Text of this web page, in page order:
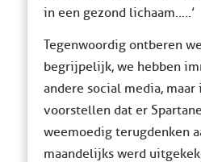
in een gezond lichaam…..’
Tegenwoordig ontberen
begrijpelijk, we hebben
andere social media, maar
voorstellen dat er
weemoedig terugdenken
maandelijks werd